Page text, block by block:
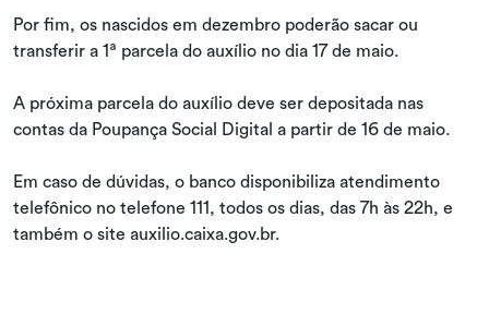
Por fim, os nascidos em dezembro poderão sacar ou
transferir a 1ª parcela do auxílio no dia 17 de maio.
A próxima parcela do auxílio deve ser depositada nas
contas da Poupança Social Digital a partir de 16 de maio.
Em caso de dúvidas, o banco disponibiliza atendimento
telefônico no telefone 111, todos os dias, das 7h às 22h, e
também o site auxilio.caixa.gov.br.